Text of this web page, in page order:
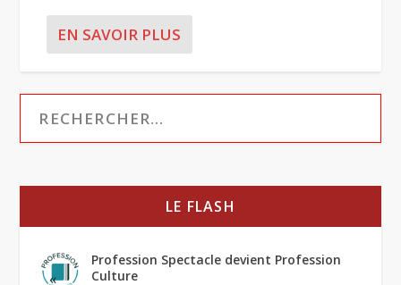
EN SAVOIR PLUS
LE FLASH
Profession Spectacle devient Profession
Culture